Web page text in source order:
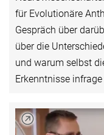
für Evolutionäre
Gespräch über
über die
und warum selbst
Erkenntnisse